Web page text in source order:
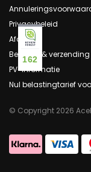
Privacybeleid
Afdruk
Betaling & verzending
PV-informatie
Nul belastingtarief
© Copyright 2026
162